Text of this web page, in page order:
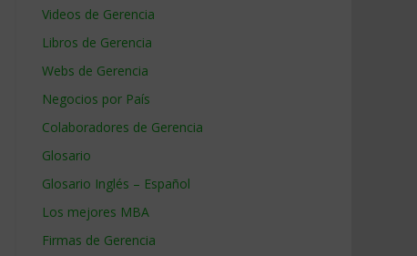
Videos de Gerencia
Libros de Gerencia
Webs de Gerencia
Negocios por País
Colaboradores de Gerencia
Glosario
Glosario Inglés – Español
Los mejores MBA
Firmas de Gerencia